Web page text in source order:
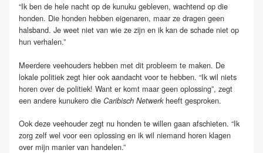
“Ik ben de hele nacht op de kunuku gebleven, wachtend op die
honden. Die honden hebben eigenaren, maar ze dragen geen
halsband. Je weet niet van wie ze zijn en ik kan de schade niet op
hun verhalen.”
Meerdere veehouders hebben met dit probleem te maken. De
lokale politiek zegt hier ook aandacht voor te hebben. “Ik wil niets
horen over de politiek! Want er komt maar geen oplossing”, zegt
een andere kunukero die Caribisch Netwerkheeft gesproken.
Ook deze veehouder zegt nu honden te willen gaan afschieten. “Ik
zorg zelf wel voor een oplossing en ik wil niemand horen klagen
over mijn manier van handelen.”